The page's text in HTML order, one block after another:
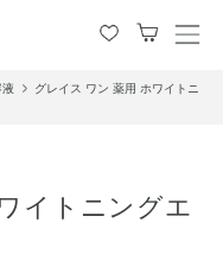
メ
ュ
す
グレイス ワン 薬用 ホワイトニ
イトニングエ